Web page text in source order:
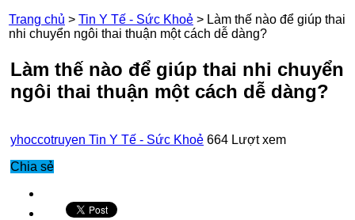
Trang chủ > Tin Y Tế - Sức Khoẻ > Làm thế nào để giúp thai
nhi chuyển ngôi thai thuận một cách dễ dàng?
Làm thế nào để giúp thai nhi chuyển
ngôi thai thuận một cách dễ dàng?
yhoccotruyen Tin Y Tế - Sức Khoẻ 664 Lượt xem
Chia sẻ